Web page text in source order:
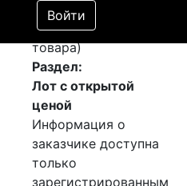
Войти
Лот №:714
АУКЦИОН (покупка
товара)
Раздел:
Лот с открытой
ценой
Информация о
заказчике доступна
только
зарегистрированным